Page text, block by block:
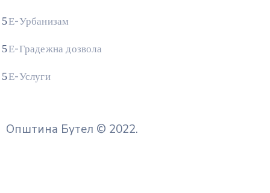
Е-Урбанизам
Е-Градежна дозвола
Е-Услуги
Општина Бутел © 2022.